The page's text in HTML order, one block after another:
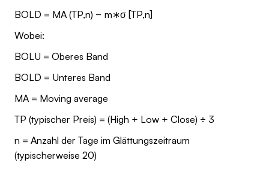
BOLD = MA (TP,n) − m∗σ [TP,n]
Wobei:
BOLU = Oberes Band
BOLD = Unteres Band
MA = Moving average
TP (typischer Preis) = (High + Low + Close) ÷ 3
n = Anzahl der Tage im Glättungszeitraum
(typischerweise 20)